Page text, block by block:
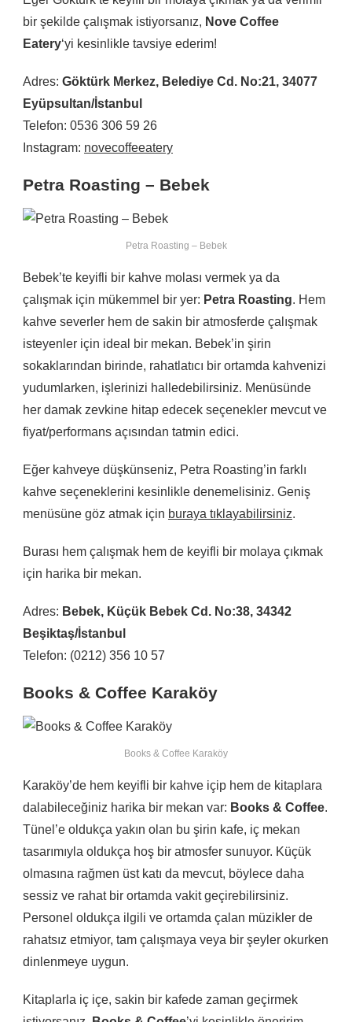
bir şekilde çalışmak istiyorsanız, Nove Coffee
Eatery‘yi kesinlikle tavsiye ederim!
Adres: Göktürk Merkez, Belediye Cd. No:21, 34077
Eyüpsultan/İstanbul
Telefon: 0536 306 59 26
Instagram: novecoffeeatery
Petra Roasting – Bebek
Petra Roasting – Bebek
Bebek’te keyifli bir kahve molası vermek ya da
çalışmak için mükemmel bir yer: Petra Roasting. Hem
kahve severler hem de sakin bir atmosferde çalışmak
isteyenler için ideal bir mekan. Bebek’in şirin
sokaklarından birinde, rahatlatıcı bir ortamda kahvenizi
yudumlarken, işlerinizi halledebilirsiniz. Menüsünde
her damak zevkine hitap edecek seçenekler mevcut ve
fiyat/performans açısından tatmin edici.
Eğer kahveye düşkünseniz, Petra Roasting’in farklı
kahve seçeneklerini kesinlikle denemelisiniz. Geniş
menüsüne göz atmak için buraya tıklayabilirsiniz.
Burası hem çalışmak hem de keyifli bir molaya çıkmak
için harika bir mekan.
Adres: Bebek, Küçük Bebek Cd. No:38, 34342
Beşiktaş/İstanbul
Telefon: (0212) 356 10 57
Books & Coffee Karaköy
Books & Coffee Karaköy
Karaköy’de hem keyifli bir kahve içip hem de kitaplara
dalabileceğiniz harika bir mekan var: Books & Coffee.
Tünel’e oldukça yakın olan bu şirin kafe, iç mekan
tasarımıyla oldukça hoş bir atmosfer sunuyor. Küçük
olmasına rağmen üst katı da mevcut, böylece daha
sessiz ve rahat bir ortamda vakit geçirebilirsiniz.
Personel oldukça ilgili ve ortamda çalan müzikler de
rahatsız etmiyor, tam çalışmaya veya bir şeyler okurken
dinlenmeye uygun.
Kitaplarla iç içe, sakin bir kafede zaman geçirmek